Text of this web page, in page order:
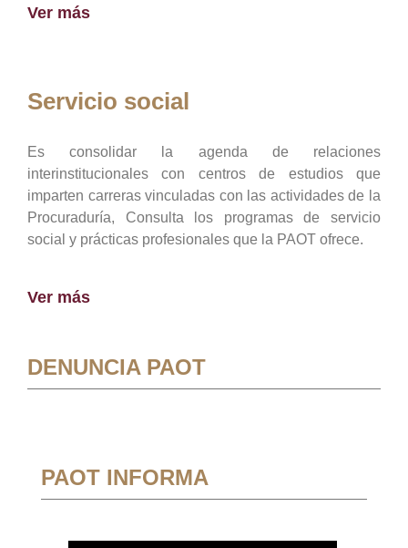
Ver más
Servicio social
Es consolidar la agenda de relaciones
interinstitucionales con centros de estudios que
imparten carreras vinculadas con las actividades de la
Procuraduría, Consulta los programas de servicio
social y prácticas profesionales que la PAOT ofrece.
Ver más
DENUNCIA PAOT
PAOT INFORMA